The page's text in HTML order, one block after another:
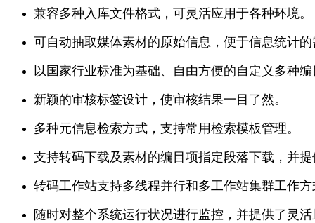
兼容多种入库文件格式，可灵活应用于各种环境。
可自动抽取媒体素材的原始信息，便于信息统计
以国家行业标准为基础、自由方便的自定义多种
新颖的审核标签设计，使审核结果一目了然。
多种元信息检索方式，支持常用检索模板管理。
支持转码下载及素材的编目项指定段落下载，并
转码工作站支持多线程并行和多工作站集群工作
随时对整个系统运行状况进行监控，并提供了灵